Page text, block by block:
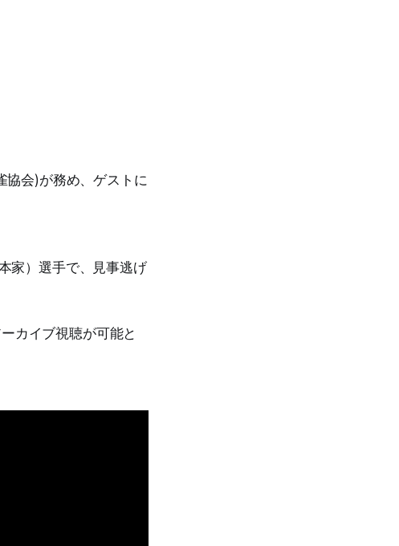
協会)が務め、ゲストに
家）選手で、見事逃げ
カイブ視聴が可能と